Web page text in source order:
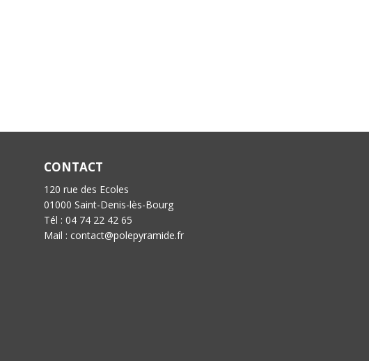
CONTACT
120 rue des Ecoles
01000 Saint-Denis-lès-Bourg
Tél : 04 74 22 42 65
Mail : contact@polepyramide.fr